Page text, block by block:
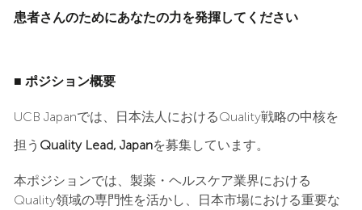
患者さんのためにあなたの力を発揮してください
■ ポジション概要
UCB Japanでは、日本法人におけるQuality戦略の中核を
担う Quality Lead, Japanを募集しています。
本ポジションでは、製薬・ヘルスケア業界における
Quality領域の専門性を活かし、日本市場における重要な